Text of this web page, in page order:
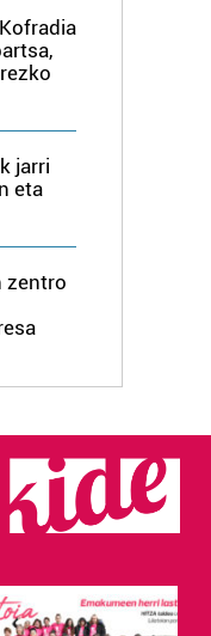
jarri
eta
zentro